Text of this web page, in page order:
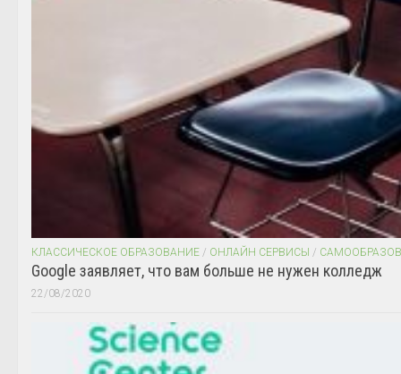
КЛАССИЧЕСКОЕ ОБРАЗОВАНИЕ / ОНЛАЙН СЕРВИСЫ /
Google заявляет, что вам больше не нужен колледж
22/08/2020